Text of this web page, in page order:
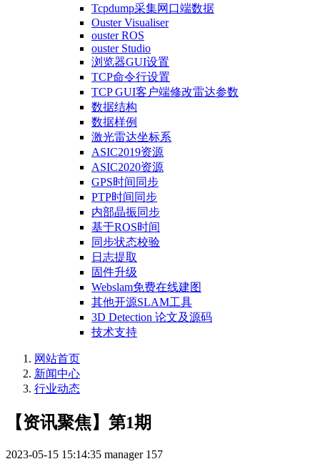
Tcpdump采集网口端数据
Ouster Visualiser
ouster ROS
ouster Studio
浏览器GUI设置
TCP命令行设置
TCP GUI客户端修改雷达参数
数据结构
数据样例
激光雷达坐标系
ASIC2019资源
ASIC2020资源
GPS时间同步
PTP时间同步
内部晶振同步
基于ROS时间
同步状态校验
日志提取
固件升级
Webslam免费在线建图
其他开源SLAM工具
3D Detection 论文及源码
技术支持
网站首页
新闻中心
行业动态
【资讯聚焦】第1期
2023-05-15 15:14:35 manager 157